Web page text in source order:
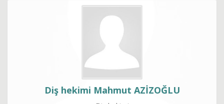
Diş hekimi Mahmut AZİZOĞLU